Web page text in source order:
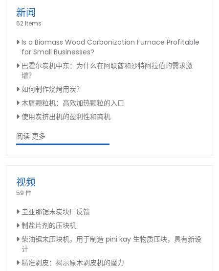
新闻
62 Items
Is a Biomass Wood Carbonization Furnace Profitable
for Small Businesses?
巴霍尔炭机中东：为什么在阿联酋和沙特阿拉伯的需求激
增？
如何制作烧烤用炭？
木屑颗粒机：高效加热颗粒的入口
使用炭挤出机的盈利性和商机
阅读 更多
视频
59 件
圭亚那锯末炭块厂反馈
制盐片剂的压块机
柴油锯末压块机，用于制造 pini kay 生物质压块，具有新设
计
精准剥皮：揭示原木剥皮机的魔力